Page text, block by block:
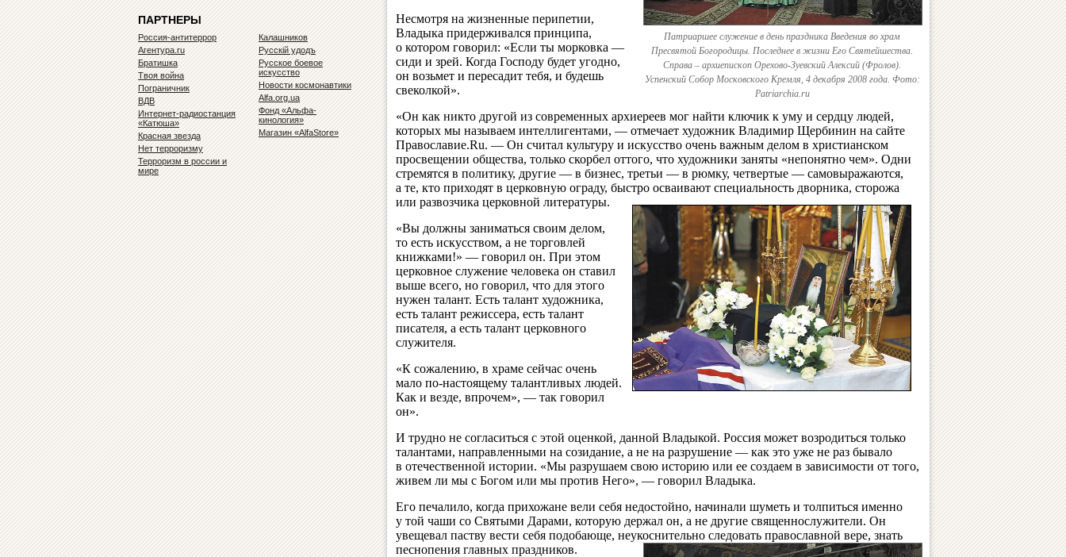
ПАРТНЕРЫ
Россия-антитеррор
Агентура.ru
Братишка
Твоя война
Пограничник
ВДВ
Интернет-радиостанция
«Катюша»
Красная звезда
Нет терроризму
Терроризм в россии и
мире
Калашников
Русскiй удодъ
Русское боевое
искусство
Новости космонавтики
Alfa.org.ua
Фонд «Альфа-
кинология»
Магазин «AlfaStore»
Патриаршее служение в день праздника Введения во храм
Пресвятой Богородицы. Последнее в жизни Его Святейшества.
Справа – архиепископ Орехово-Зуевский Алексий (Фролов).
Успенский Собор Московского Кремля, 4 декабря 2008 года. Фото:
Patriarchia.ru
Несмотря на жизненные перипетии,
Владыка придерживался принципа,
о котором говорил: «Если ты морковка —
сиди и зрей. Когда Господу будет угодно,
он возьмет и пересадит тебя, и будешь
свеколкой».
«Он как никто другой из современных архиереев мог найти ключик к уму и сердцу людей,
которых мы называем интеллигентами, — отмечает художник Владимир Щербинин на сайте
Православие.Ru. — Он считал культуру и искусство очень важным делом в христианском
просвещении общества, только скорбел оттого, что художники заняты «непонятно чем». Одни
стремятся в политику, другие — в бизнес, третьи — в рюмку, четвертые — самовыражаются,
а те, кто приходят в церковную ограду, быстро осваивают специальность дворника, сторожа
или развозчика церковной литературы.
«Вы должны заниматься своим делом,
то есть искусством, а не торговлей
книжками!» — говорил он. При этом
церковное служение человека он ставил
выше всего, но говорил, что для этого
нужен талант. Есть талант художника,
есть талант режиссера, есть талант
писателя, а есть талант церковного
служителя.
«К сожалению, в храме сейчас очень
мало по-настоящему талантливых людей.
Как и везде, впрочем», — так говорил
он».
И трудно не согласиться с этой оценкой, данной Владыкой. Россия может возродиться только
талантами, направленными на созидание, а не на разрушение — как это уже не раз бывало
в отечественной истории. «Мы разрушаем свою историю или ее создаем в зависимости от того,
живем ли мы с Богом или мы против Него», — говорил Владыка.
Его печалило, когда прихожане вели себя недостойно, начинали шуметь и толпиться именно
у той чаши со Святыми Дарами, которую держал он, а не другие священнослужители. Он
увещевал паству вести себя подобающе, неукоснительно следовать православной вере, знать
песнопения главных праздников.